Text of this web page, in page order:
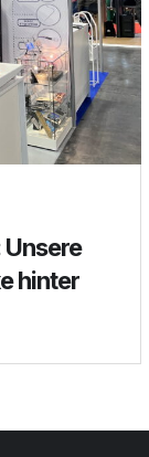
hinter